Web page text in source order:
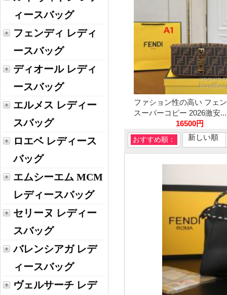
ィースバッグ
フェンディ レディ
ースバッグ
ディオール レディ
ースバッグ
エルメス レディー
スバッグ
ロエベ レディース
バッグ
エムシーエム MCM
レディースバッグ
セリーヌ レディー
スバッグ
バレンシアガ レデ
ィースバッグ
ヴェルサーチ レデ
ファション性の高い フェ
スーパーコピー 2026激安...
16500円
おすすめ順： 新しい順